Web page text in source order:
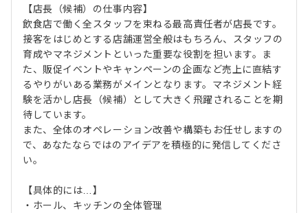
【店長（候補）の仕事内容】
飲食店で働く全スタッフを束ねる最高責任者が店長です。
接客をはじめとする店舗運営全般はもちろん、スタッフの
育成やマネジメントといった重要な役割を担います。ま
た、販促イベントやキャンペーンの企画など売上に直結す
るやりがいある業務がメインとなります。マネジメント経
験を活かし店長（候補）として大きく飛躍されることを期
待しています。
また、全体のオペレーション改善や構築もお任せしますの
で、あなたならではのアイデアを積極的に発信してくださ
い。
【具体的には…】
・ホール、キッチンの全体管理